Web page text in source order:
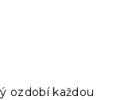
ozdobí každou